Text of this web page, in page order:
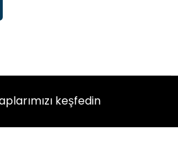
keşfedin